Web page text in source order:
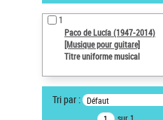
Œuvres liées à l'auteur :
Paco de Lucía (1947-2014)
Auteur d’œuvre
1
Paco de Lucía (1947-2014)
[Musique pour guitare]
Titre uniforme musical
Tri par : Défaut